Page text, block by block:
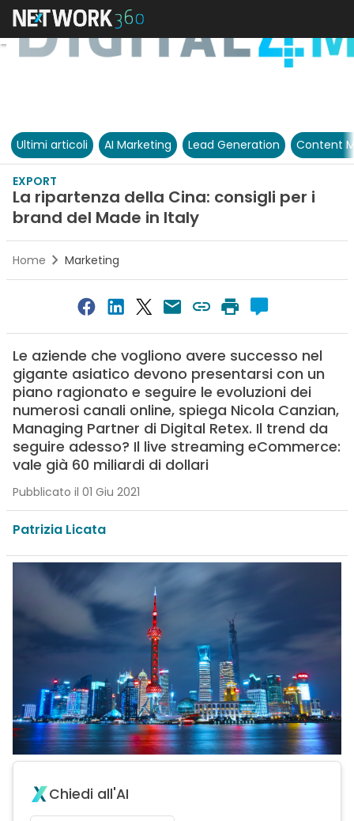
Ultimi articoli AI Marketing Lead Generation Content
EXPORT
La ripartenza della Cina: consigli per i
brand del Made in Italy
Home Marketing
Le aziende che vogliono avere successo nel
gigante asiatico devono presentarsi con un
piano ragionato e seguire le evoluzioni dei
numerosi canali online, spiega Nicola Canzian,
Managing Partner di Digital Retex. Il trend da
seguire adesso? Il live streaming eCommerce:
vale già 60 miliardi di dollari
Pubblicato il 01 Giu 2021
Patrizia Licata
Chiedi all'AI